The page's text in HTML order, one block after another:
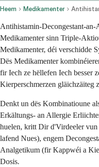
Heem Medikamenter
Antihistamin-Decongestant-
Medikamenter sinn Triple-
Medikamenter, déi verschidde
Dës Medikamenter
fir Iech ze hëllefen Iech besser
Kierperschmerzen gläichzäiteg
Denkt un dës Kombinatioune
Erkältungs- an Allergie
huelen, kritt Dir d'Virdeeler
lafend Nues), engem
Analgetikum (fir Kappwéi a
Dosis.